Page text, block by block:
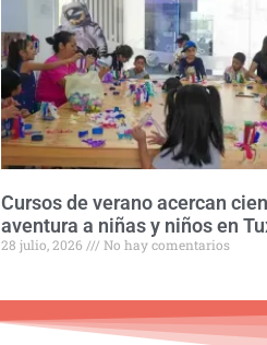
Cursos de verano acercan
aventura a niñas y niños en
28 julio, 2026 No hay comentarios